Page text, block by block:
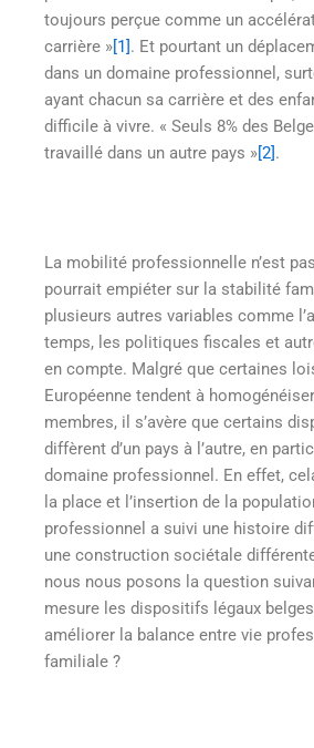
toujours perçue comme un
carrière »[1]. Et pourtant un
dans un domaine professionnel,
ayant chacun sa carrière et des
difficile à vivre. « Seuls 8% des
travaillé dans un autre pays »[2].
La mobilité professionnelle n’est
pourrait empiéter sur la stabilité
plusieurs autres variables comme
temps, les politiques fiscales et
en compte. Malgré que certaines
Européenne tendent à
membres, il s’avère que certains
diffèrent d’un pays à l’autre, en
domaine professionnel. En effet,
la place et l’insertion de la
professionnel a suivi une histoire
une construction sociétale
nous nous posons la question
mesure les dispositifs légaux
améliorer la balance entre vie
familiale ?